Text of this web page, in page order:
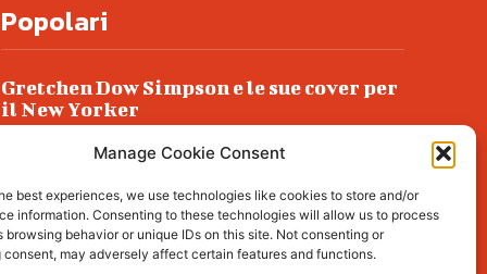
Manage Cookie Consent
best experiences, we use technologies like cookies to store and/or
information. Consenting to these technologies will allow us to process
browsing behavior or unique IDs on this site. Not consenting or
may adversely affect certain features and functions.
Popolari
Gretchen Dow Simpson e le sue cover per
il New Yorker
Ancora dossieraggi e schedature
Podlech, il Cile lo ha condannato
all’ergastolo
Era ubriaca…